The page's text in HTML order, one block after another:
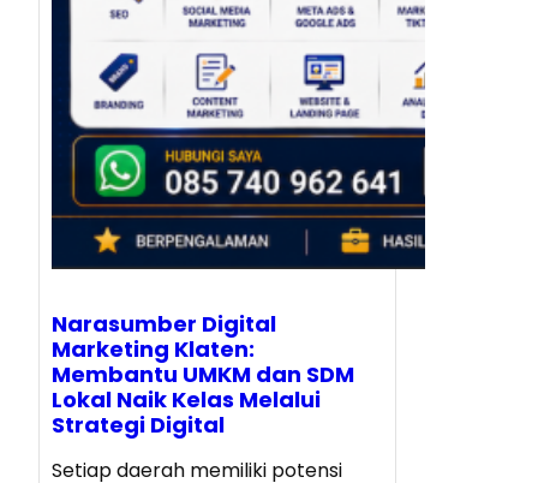
Narasumber Digital
Marketing Klaten:
Membantu UMKM dan SDM
Lokal Naik Kelas Melalui
Strategi Digital
Setiap daerah memiliki potensi